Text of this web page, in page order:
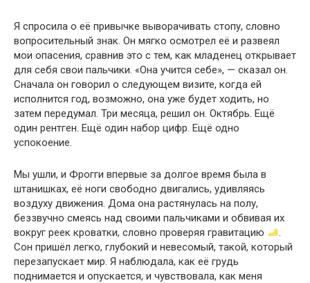
Я спросила о её привычке выворачивать стопу, словно
вопросительный знак. Он мягко осмотрел её и развеял
мои опасения, сравнив это с тем, как младенец открывает
для себя свои пальчики. «Она учится себе», — сказал он.
Сначала он говорил о следующем визите, когда ей
исполнится год, возможно, она уже будет ходить, но
затем передумал. Три месяца, решил он. Октябрь. Ещё
один рентген. Ещё один набор цифр. Ещё одно
успокоение.
Мы ушли, и Фрогги впервые за долгое время была в
штанишках, её ноги свободно двигались, удивляясь
воздуху движения. Дома она растянулась на полу,
беззвучно смеясь над своими пальчиками и обвивая их
вокруг реек кроватки, словно проверяя гравитацию
.
Сон пришёл легко, глубокий и невесомый, такой, который
перезапускает мир. Я наблюдала, как её грудь
поднимается и опускается, и чувствовала, как меня